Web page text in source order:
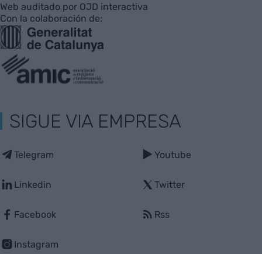
Web auditado por OJD interactiva
Con la colaboración de:
SIGUE VIA EMPRESA
Telegram
Linkedin
Facebook
Instagram
Youtube
Twitter
Rss